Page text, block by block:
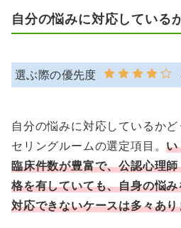
自分の悩みに対応している
選ぶ際の優先度
自分の悩みに対応しているか
セリングルームの選定項目。い
臨床件数が豊富で、公認心理
格を有していても、自身の悩
対応できないケースは多々あ